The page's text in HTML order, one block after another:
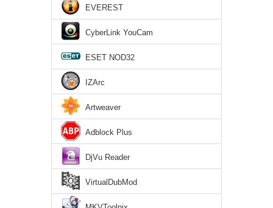
EVEREST
CyberLink YouCam
ESET NOD32
IZArc
Artweaver
Adblock Plus
DjVu Reader
VirtualDubMod